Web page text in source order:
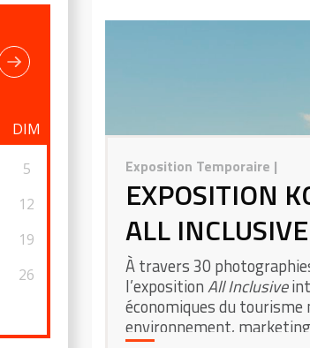
DIM
5
12
19
26
Exposition Temporaire |
EXPOSITION
ALL INCLUSIVE
À travers 30
l’expositionAll Inclusive
économiques du tourisme
environnement,